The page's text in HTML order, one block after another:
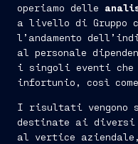
operiamo delle
a livello di Gruppo
l’andamento
al personale
i singoli eventi che
infortunio, così
I risultati vengono
destinate ai
al vertice aziendale,